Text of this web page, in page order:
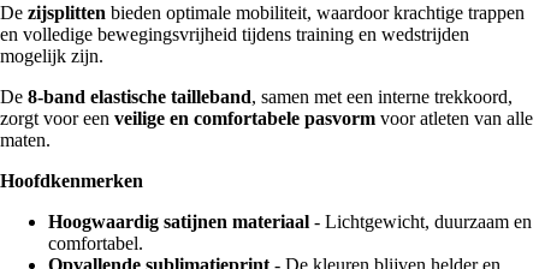
De zijsplitten bieden optimale mobiliteit, waardoor krachtige trappen
en volledige bewegingsvrijheid tijdens training en wedstrijden
mogelijk zijn.
De 8-band elastische tailleband, samen met een interne trekkoord,
zorgt voor een veilige en comfortabele pasvorm voor atleten van alle
maten.
Hoofdkenmerken
Hoogwaardig satijnen materiaal - Lichtgewicht, duurzaam en
comfortabel.
Opvallende sublimatieprint - De kleuren blijven helder en